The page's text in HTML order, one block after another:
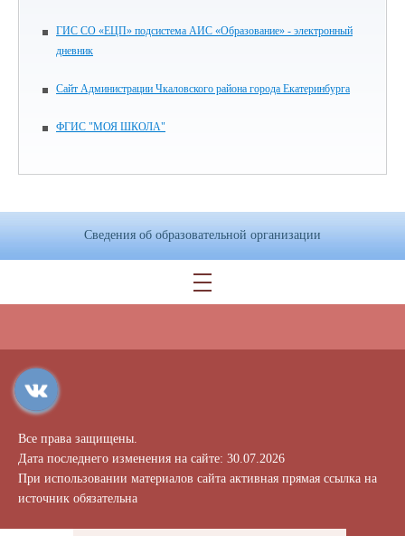
ГИС СО «ЕЦП» подсистема АИС «Образование» - электронный
дневник
Сайт Администрации Чкаловского района города Екатеринбурга
ФГИС "МОЯ ШКОЛА"
Сведения об образовательной организации
Все права защищены.
Дата последнего изменения на сайте: 30.07.2026
При использовании материалов сайта активная прямая ссылка на
источник обязательна